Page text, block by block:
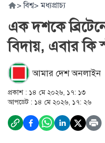
> বিশ্ব> মধ্যপ্রাচ্য
এক দশকে ব্রিটেনে
বিদায়, এবার কি
আমার দেশ অনলাইন
প্রকাশ : ১৪ মে ২০২৬, ১৭: ১৩
আপডেট : ১৪ মে ২০২৬, ১৭: ২৬